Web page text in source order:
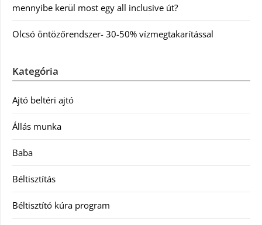
mennyibe kerül most egy all inclusive út?
Olcsó öntözőrendszer- 30-50% vízmegtakarítással
Kategória
Ajtó beltéri ajtó
Állás munka
Baba
Béltisztítás
Béltisztító kúra program